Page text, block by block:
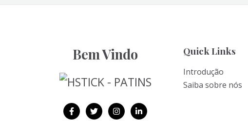
Bem Vindo Quick Links
Introdução
Saiba sobre nós